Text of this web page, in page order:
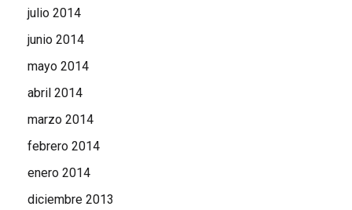
julio 2014
junio 2014
mayo 2014
abril 2014
marzo 2014
febrero 2014
enero 2014
diciembre 2013